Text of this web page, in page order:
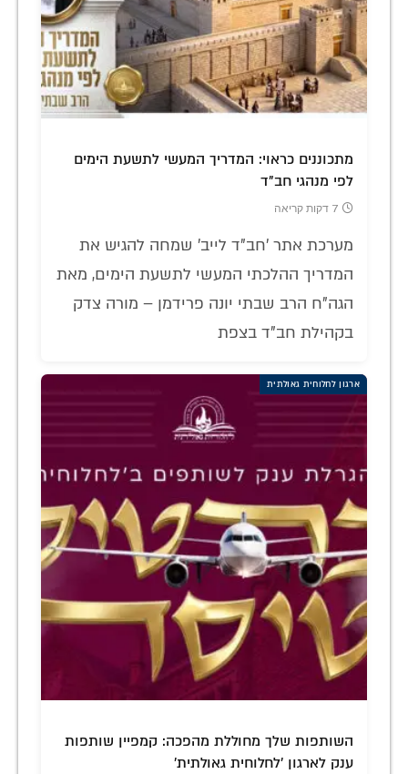
מתכוננים כראוי: המדריך המעשי לתשעת הימים
לפי מנהגי חב"ד
7 דקות קריאה
מערכת אתר 'חב"ד לייב' שמחה להגיש את
המדריך ההלכתי המעשי לתשעת הימים, מאת
הגה"ח הרב שבתי יונה פרידמן – מורה צדק
בקהילת חב"ד בצפת
ארגון לחלוחית גאולתית
השותפות שלך מחוללת מהפכה: קמפיין שותפות
ענק לארגון 'לחלוחית גאולתית'